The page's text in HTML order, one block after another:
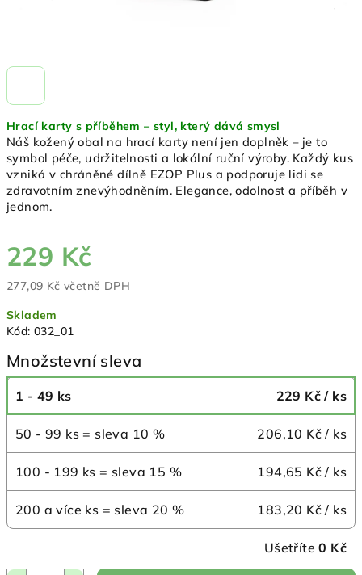
Hrací karty s příběhem – styl, který dává smysl
Náš kožený obal na hrací karty není jen doplněk – je to
symbol péče, udržitelnosti a lokální ruční výroby. Každý kus
vzniká v chráněné dílně EZOP Plus a podporuje lidi se
zdravotním znevýhodněním. Elegance, odolnost a příběh v
jednom.
229 Kč
277,09 Kč včetně DPH
cena:
Skladem
Kód: 032_01
Množstevní sleva
1 - 49 ks 229 Kč / ks
50 - 99 ks = sleva 10 % 206,10 Kč / ks
100 - 199 ks = sleva 15 % 194,65 Kč / ks
200 a více ks = sleva 20 % 183,20 Kč / ks
Ušetříte0 Kč